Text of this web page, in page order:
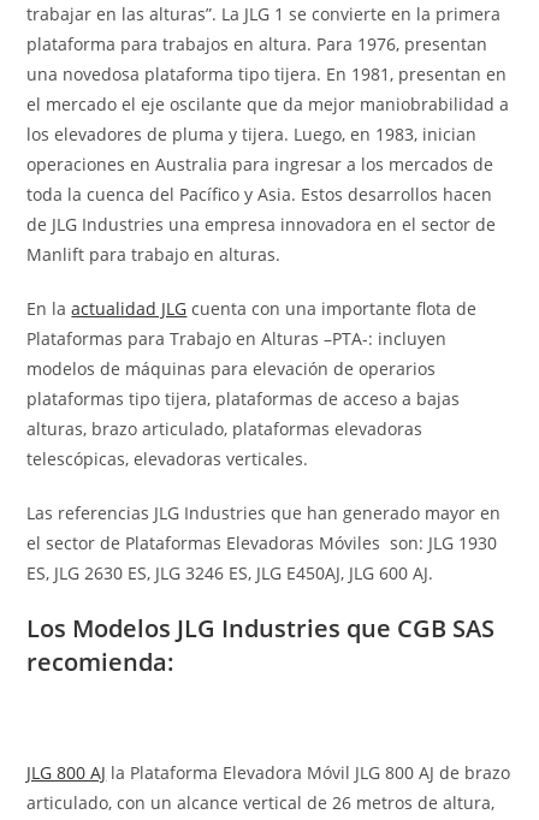
trabajar en las alturas”. La JLG 1 se convierte en la primera
plataforma para trabajos en altura. Para 1976, presentan
una novedosa plataforma tipo tijera. En 1981, presentan en
el mercado el eje oscilante que da mejor maniobrabilidad a
los elevadores de pluma y tijera. Luego, en 1983, inician
operaciones en Australia para ingresar a los mercados de
toda la cuenca del Pacífico y Asia. Estos desarrollos hacen
de JLG Industries una empresa innovadora en el sector de
Manlift para trabajo en alturas.
En laactualidad JLG cuenta con una importante flota de
Plataformas para Trabajo en Alturas –PTA-: incluyen
modelos de máquinas para elevación de operarios
plataformas tipo tijera, plataformas de acceso a bajas
alturas, brazo articulado, plataformas elevadoras
telescópicas, elevadoras verticales.
Las referencias JLG Industries que han generado mayor en
el sector de Plataformas Elevadoras Móviles son: JLG 1930
ES, JLG 2630 ES, JLG 3246 ES, JLG E450AJ, JLG 600 AJ.
Los Modelos JLG Industries que CGB SAS
recomienda:
JLG 800 AJ la Plataforma Elevadora Móvil JLG 800 AJ de brazo
articulado, con un alcance vertical de 26 metros de altura,